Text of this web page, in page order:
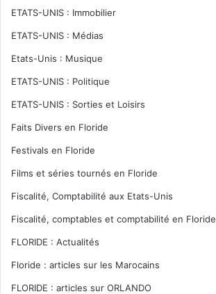
ETATS-UNIS : Immobilier
ETATS-UNIS : Médias
Etats-Unis : Musique
ETATS-UNIS : Politique
ETATS-UNIS : Sorties et Loisirs
Faits Divers en Floride
Festivals en Floride
Films et séries tournés en Floride
Fiscalité, Comptabilité aux Etats-Unis
Fiscalité, comptables et comptabilité en Floride
FLORIDE : Actualités
Floride : articles sur les Marocains
FLORIDE : articles sur ORLANDO